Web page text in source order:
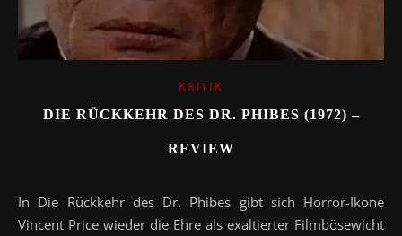
KRITIK
DIE RÜCKKEHR DES DR. PHIBES (1972) –
REVIEW
In Die Rückkehr des Dr. Phibes gibt sich Horror-Ikone
Vincent Price wieder die Ehre als exaltierter Filmbösewicht